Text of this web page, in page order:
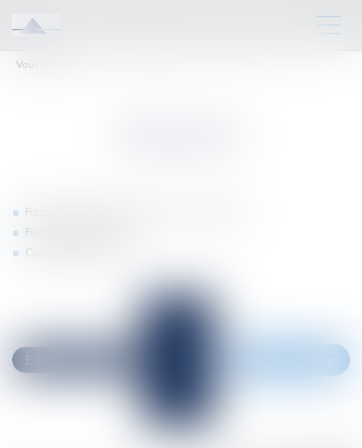
Vous êtes ici :
Fiscalité des particuliers et des entreprises
Fiscalité du patrimoine
Contentieux fiscal